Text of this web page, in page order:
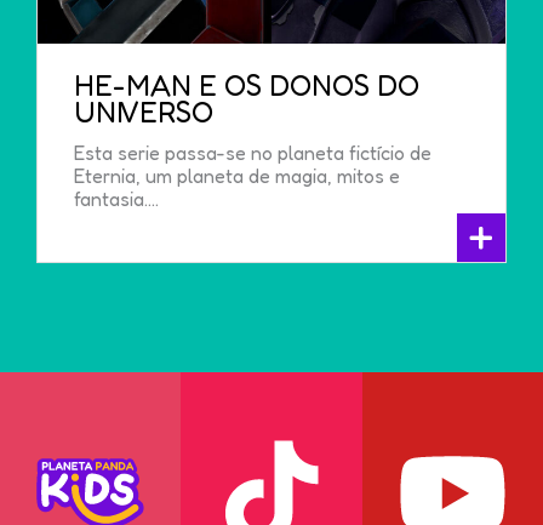
HE-MAN E OS DONOS DO
UNIVERSO
Esta serie passa-se no planeta fictício de
Eternia, um planeta de magia, mitos e
fantasia....
+